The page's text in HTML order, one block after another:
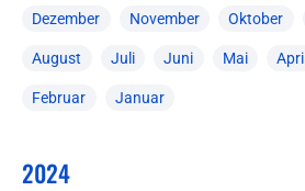
Dezember November Oktober
August Juli Juni Mai April
Februar Januar
2024